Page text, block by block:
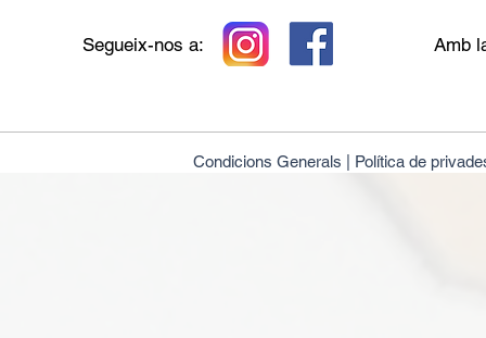
Segueix-nos a: Amb
Condicions Generals | Política de